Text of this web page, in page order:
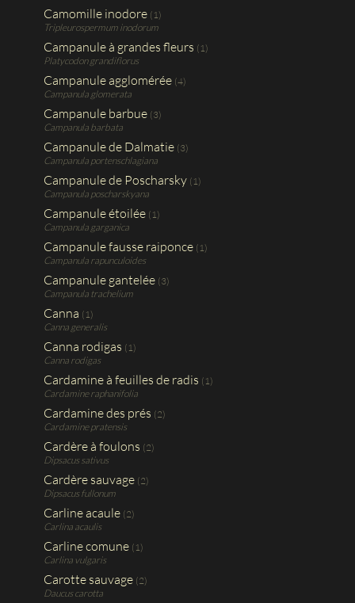
Camomille inodore (1)
Tripleurospermum inodorum
Campanule à grandes fleurs (1)
Platycodon grandiflorus
Campanule agglomérée (4)
Campanula glomerata
Campanule barbue (3)
Campanula barbata
Campanule de Dalmatie (3)
Campanula portenschlagiana
Campanule de Poscharsky (1)
Campanula poscharskyana
Campanule étoilée (1)
Campanula garganica
Campanule fausse raiponce (1)
Campanula rapunculoides
Campanule gantelée (3)
Campanula trachelium
Canna (1)
Canna generalis
Canna rodigas (1)
Canna rodigas
Cardamine à feuilles de radis (1)
Cardamine raphanifolia
Cardamine des prés (2)
Cardamine pratensis
Cardère à foulons (2)
Dipsacus sativus
Cardère sauvage (2)
Dipsacus fullonum
Carline acaule (2)
Carlina acaulis
Carline comune (1)
Carlina vulgaris
Carotte sauvage (2)
Daucus carotta